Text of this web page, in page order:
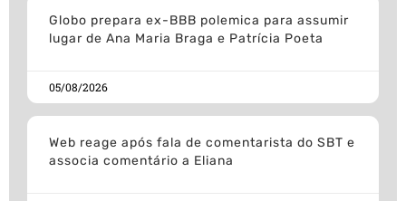
Globo prepara ex-BBB polemica para assumir
lugar de Ana Maria Braga e Patrícia Poeta
05/08/2026
Web reage após fala de comentarista do SBT e
associa comentário a Eliana